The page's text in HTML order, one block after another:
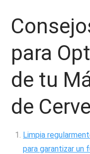
para
de tu
de
Limpia
para garantizar un